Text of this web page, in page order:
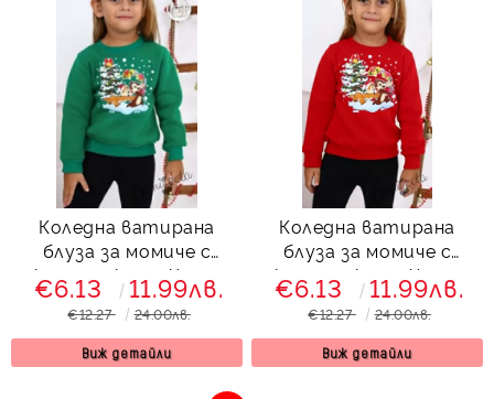
Коледна ватирана
блуза за момиче с
катеричките Чип и
Дейл в зелено
€6.13 11.99лв.
€12.27 24.00лв.
Виж детайли
Коледна ватирана
блуза за момиче с
катеричките Чип и
Дейл в червено
€6.13 11.99лв.
€12.27 24.00лв.
Виж детайли